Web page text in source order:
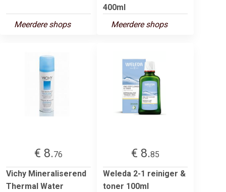
Meerdere shops
400ml
Meerdere shops
€ 8.76
Vichy Mineraliserend
Thermal Water
€ 8.85
Weleda 2-1 reiniger &
toner 100ml